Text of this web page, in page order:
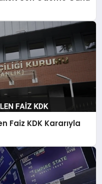
Faiz KDK Kararıyla